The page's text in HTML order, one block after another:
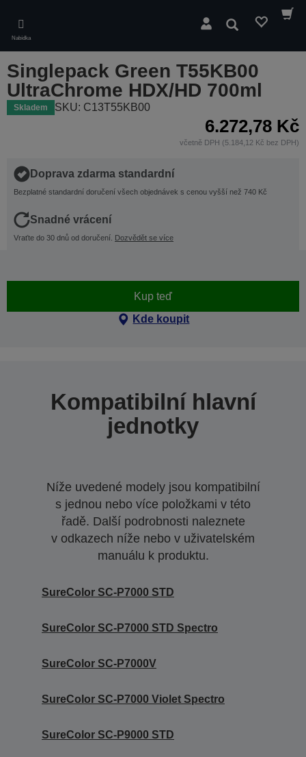
main
content
Nabídka
Hledat
Singlepack Green T55KB00
UltraChrome HDX/HD 700ml
Skladem SKU: C13T55KB00
6.272,78 Kč
včetně DPH (5.184,12 Kč bez DPH)
Doprava zdarma standardní
Bezplatné standardní doručení všech objednávek s cenou vyšší než 740 Kč
Snadné vrácení
Vraťte do 30 dnů od doručení. Dozvědět se více
Kup teď
Kde koupit
Kompatibilní hlavní
jednotky
Níže uvedené modely jsou kompatibilní
s jednou nebo více položkami v této
řadě. Další podrobnosti naleznete
v odkazech níže nebo v uživatelském
manuálu k produktu.
SureColor SC-P7000 STD
SureColor SC-P7000 STD Spectro
SureColor SC-P7000V
SureColor SC-P7000 Violet Spectro
SureColor SC-P9000 STD